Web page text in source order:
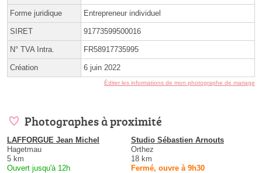
Forme juridique Entrepreneur individuel
SIRET 91773599500016
N° TVA Intra. FR58917735995
Création 6 juin 2022
Éditer les informations de mon photographe de mariage
Photographes à proximité
LAFFORGUE Jean Michel
Hagetmau
5 km
Ouvert jusqu'à 12h
Studio Sébastien Arnouts
Orthez
18 km
Fermé, ouvre à 9h30